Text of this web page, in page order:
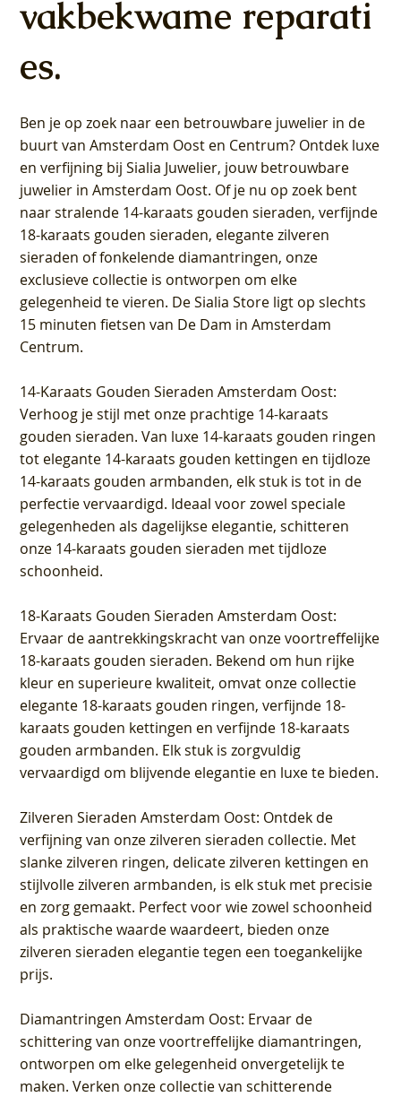
vakbekwame reparati
es.
Ben je op zoek naar een betrouwbare juwelier in de
buurt van Amsterdam Oost en Centrum? Ontdek luxe
en verfijning bij Sialia Juwelier, jouw betrouwbare
juwelier in Amsterdam Oost. Of je nu op zoek bent
naar stralende 14-karaats gouden sieraden, verfijnde
18-karaats gouden sieraden, elegante zilveren
sieraden of fonkelende diamantringen, onze
exclusieve collectie is ontworpen om elke
gelegenheid te vieren. De Sialia Store ligt op slechts
15 minuten fietsen van De Dam in Amsterdam
Centrum.
14-Karaats Gouden Sieraden Amsterdam Oost:
Verhoog je stijl met onze prachtige 14-karaats
gouden sieraden. Van luxe 14-karaats gouden ringen
tot elegante 14-karaats gouden kettingen en tijdloze
14-karaats gouden armbanden, elk stuk is tot in de
perfectie vervaardigd. Ideaal voor zowel speciale
gelegenheden als dagelijkse elegantie, schitteren
onze 14-karaats gouden sieraden met tijdloze
schoonheid.
18-Karaats Gouden Sieraden Amsterdam Oost:
Ervaar de aantrekkingskracht van onze voortreffelijke
18-karaats gouden sieraden. Bekend om hun rijke
kleur en superieure kwaliteit, omvat onze collectie
elegante 18-karaats gouden ringen, verfijnde 18-
karaats gouden kettingen en verfijnde 18-karaats
gouden armbanden. Elk stuk is zorgvuldig
vervaardigd om blijvende elegantie en luxe te bieden.
Zilveren Sieraden Amsterdam Oost: Ontdek de
verfijning van onze zilveren sieraden collectie. Met
slanke zilveren ringen, delicate zilveren kettingen en
stijlvolle zilveren armbanden, is elk stuk met precisie
en zorg gemaakt. Perfect voor wie zowel schoonheid
als praktische waarde waardeert, bieden onze
zilveren sieraden elegantie tegen een toegankelijke
prijs.
Diamantringen Amsterdam Oost: Ervaar de
schittering van onze voortreffelijke diamantringen,
ontworpen om elke gelegenheid onvergetelijk te
maken. Verken onze collectie van schitterende